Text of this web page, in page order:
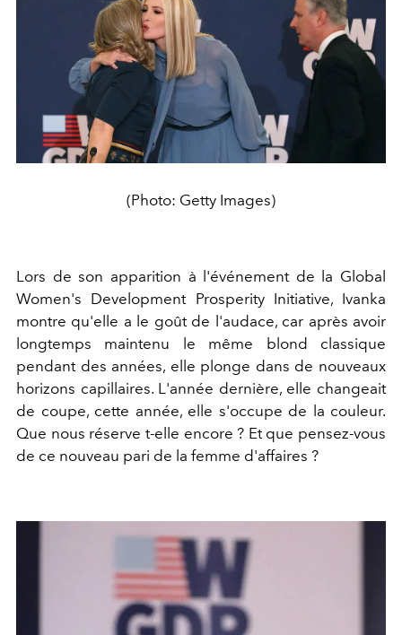
(Photo: Getty Images)
Lors de son apparition à l'événement de la Global
Women's Development Prosperity Initiative, Ivanka
montre qu'elle a le goût de l'audace, car après avoir
longtemps maintenu le même blond classique
pendant des années, elle plonge dans de nouveaux
horizons capillaires. L'année dernière, elle changeait
de coupe, cette année, elle s'occupe de la couleur.
Que nous réserve t-elle encore ? Et que pensez-vous
de ce nouveau pari de la femme d'affaires ?